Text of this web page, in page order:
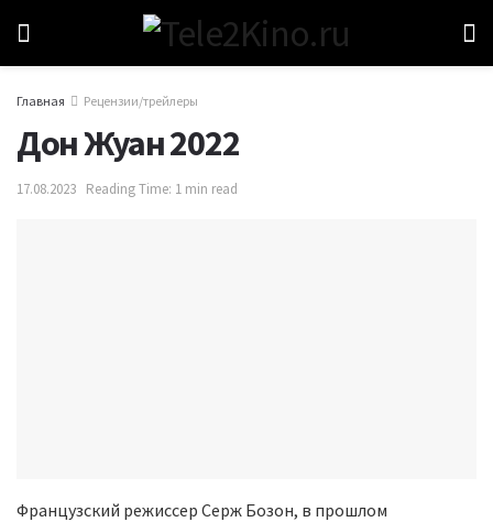
Главная Рецензии/трейлеры
Дон Жуан 2022
17.08.2023 Reading Time: 1 min read
Французский режиссер Серж Бозон, в прошлом